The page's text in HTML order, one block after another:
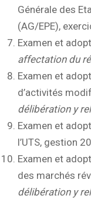
Générale des
(AG/EPE),
Examen et
affectation du
Examen et
d’activités
délibération y
Examen et
l’UTS, gestion
Examen et
des marchés
délibération y